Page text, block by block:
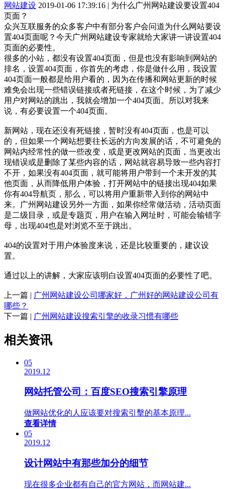
网站建设 2019-01-06 17:39:16 | 为什么广州网站建设要设置404
页面？
众兴互联服务的众多客户中有部分客户会问道为什么网站要设
置404页面呢？今天广州网站建设专家就给大家讲一讲设置404
页面的必要性。
很多的小站，都没有设置404页面，但是也没有影响到网站的
排名，设置404页面，你首先的考虑，你是做什么用，我设置
404页面一般都是给用户看的，因为在传播和网站更新的时候
难免会出现一些错误链接或者死链接，在这个时候，为了减少
用户对网站的跳出，我就会增加一个404页面。所以对我来
说，有必要设置一个404页面。
新网站，现在还没有死链接，暂时没有404页面，也是可以
的，但如果一个网站想要往长远的方向发展的话，不可避免的
网站内经常性的做一些改变，或是更改网站的页面，当更改出
现错误或是删除了某些内容的话，网站就容易导致一些内容打
不开，如果没有404页面，就可能将用户带到一个未开发的其
他页面，从而降低用户体验，打开网站中的链接出现404如果
你有404导航页，那么，可以将用户重新带入到你的网站中
来。广州网站建设另外一方面，如果你经常做活动，活动页面
是二级目录，或是专题页，用户在输入网址时，可能会输错字
母，出现404也是对浏览不至于跳出。
404的设置对于用户体验度来说，还是比较重要的，建议设
置。
通过以上的讲解，大家应该明白设置404页面的必要性了吧。
上一篇 | 广州网站建设公司哪家好，广州好的网站建设公司有
哪些？
下一篇 | 广州网站建设搜索引擎的收录习惯有哪些
相关资讯
05
2019.12
网站托管公司：百度SEO搜索引擎原理
做网站优化的人应该要对搜索引擊的基本原理...
查看详情
05
2019.12
设计网站中有那些加分的细节
现在很多企业都有自己的官方网站，而网站建...